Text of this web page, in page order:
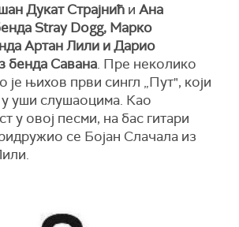
Дукат Страјнић и Ана
Stray Dogg, Марко
Артан Лили и Дарио
бенда Савана. Пре неколико
је њихов први сингл „Пут", који
у уши слушаоцима. Као
у овој песми, на бас гитари
се Бојан Слачала из